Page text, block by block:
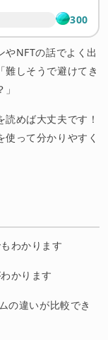
なるかも！
300
NFTの話でよく出
難しそうで避けてき
めば大丈夫です！
って分かりやすく
わかります
かります
の違いが比較でき